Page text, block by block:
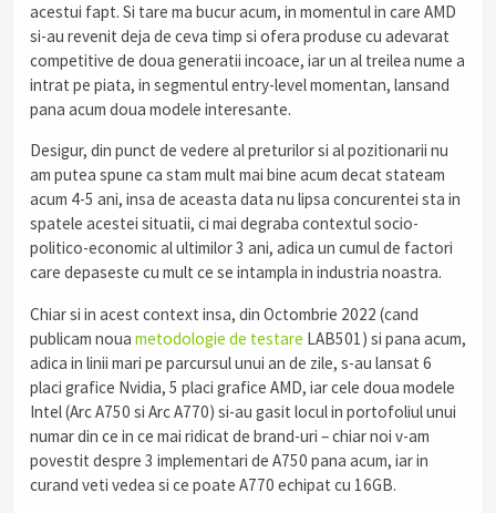
acestui fapt. Si tare ma bucur acum, in momentul in care AMD
si-au revenit deja de ceva timp si ofera produse cu adevarat
competitive de doua generatii incoace, iar un al treilea nume a
intrat pe piata, in segmentul entry-level momentan, lansand
pana acum doua modele interesante.
Desigur, din punct de vedere al preturilor si al pozitionarii nu
am putea spune ca stam mult mai bine acum decat stateam
acum 4-5 ani, insa de aceasta data nu lipsa concurentei sta in
spatele acestei situatii, ci mai degraba contextul socio-
politico-economic al ultimilor 3 ani, adica un cumul de factori
care depaseste cu mult ce se intampla in industria noastra.
Chiar si in acest context insa, din Octombrie 2022 (cand
publicam noua metodologie de testare LAB501) si pana acum,
adica in linii mari pe parcursul unui an de zile, s-au lansat 6
placi grafice Nvidia, 5 placi grafice AMD, iar cele doua modele
Intel (Arc A750 si Arc A770) si-au gasit locul in portofoliul unui
numar din ce in ce mai ridicat de brand-uri – chiar noi v-am
povestit despre 3 implementari de A750 pana acum, iar in
curand veti vedea si ce poate A770 echipat cu 16GB.